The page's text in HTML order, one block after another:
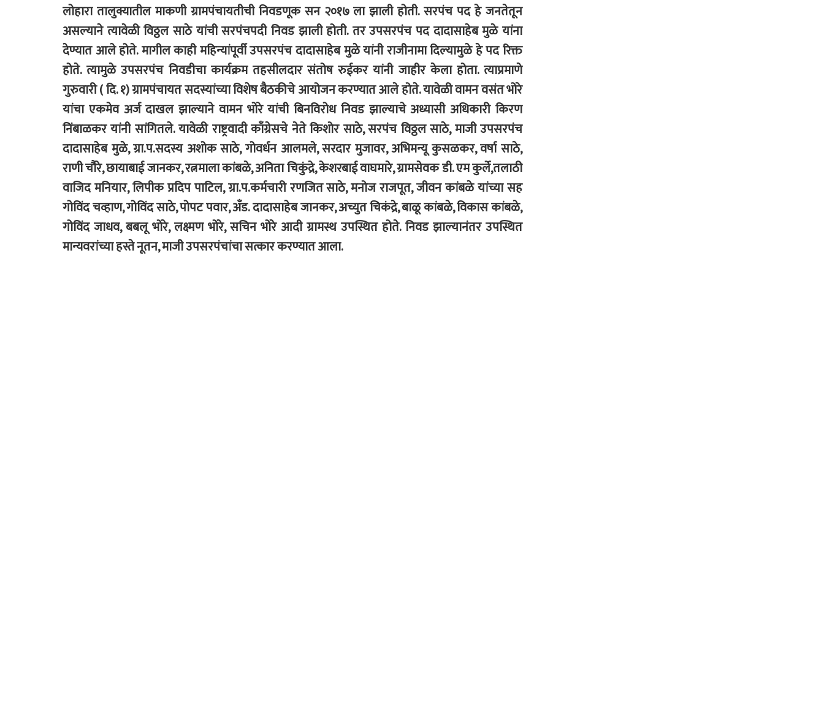
लोहारा तालुक्यातील माकणी ग्रामपंचायतीची निवडणूक सन २०१७ ला झाली होती. सरपंच पद हे जनतेतून
असल्याने त्यावेळी विठ्ठल साठे यांची सरपंचपदी निवड झाली होती. तर उपसरपंच पद दादासाहेब मुळे यांना
देण्यात आले होते. मागील काही महिन्यांपूर्वी उपसरपंच दादासाहेब मुळे यांनी राजीनामा दिल्यामुळे हे पद रिक्त
होते. त्यामुळे उपसरपंच निवडीचा कार्यक्रम तहसीलदार संतोष रुईकर यांनी जाहीर केला होता. त्याप्रमाणे
गुरुवारी ( दि. १) ग्रामपंचायत सदस्यांच्या विशेष बैठकीचे आयोजन करण्यात आले होते. यावेळी वामन वसंत भोरे
यांचा एकमेव अर्ज दाखल झाल्याने वामन भोरे यांची बिनविरोध निवड झाल्याचे अध्यासी अधिकारी किरण
निंबाळकर यांनी सांगितले. यावेळी राष्ट्रवादी काँग्रेसचे नेते किशोर साठे, सरपंच विठ्ठल साठे, माजी उपसरपंच
दादासाहेब मुळे, ग्रा.प.सदस्य अशोक साठे, गोवर्धन आलमले, सरदार मुजावर, अभिमन्यू कुसळकर, वर्षा साठे,
राणी चौरे, छायाबाई जानकर, रत्नमाला कांबळे, अनिता चिकुंद्रे, केशरबाई वाघमारे, ग्रामसेवक डी. एम कुर्ले,तलाठी
वाजिद मनियार, लिपीक प्रदिप पाटिल, ग्रा.प.कर्मचारी रणजित साठे, मनोज राजपूत, जीवन कांबळे यांच्या सह
गोविंद चव्हाण, गोविंद साठे, पोपट पवार, अँड. दादासाहेब जानकर, अच्युत चिकंद्रे, बाळू कांबळे, विकास कांबळे,
गोविंद जाधव, बबलू भोरे, लक्ष्मण भोरे, सचिन भोरे आदी ग्रामस्थ उपस्थित होते. निवड झाल्यानंतर उपस्थित
मान्यवरांच्या हस्ते नूतन, माजी उपसरपंचांचा सत्कार करण्यात आला.